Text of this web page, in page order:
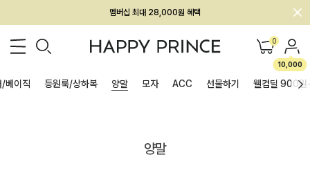
회원전용 아울렛, 가입하면 ~60% 할인!
멤버십 최대 28,000원 혜택 0
10,000
/베이직 등원룩/상하복 양말 모자 ACC 선물하기 웰컴딜 900원
양말